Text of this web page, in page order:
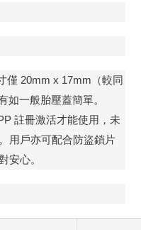
僅 20mm x 17mm（較同
如一般胎壓蓋簡單。
註冊激活才能使用，未
用戶亦可配合防盜鎖片
安心。